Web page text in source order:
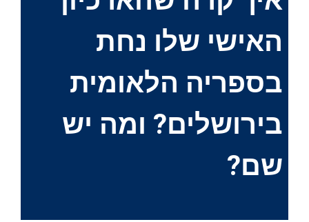
האישי שלו נחת
בספריה הלאומית
בירושלים? ומה יש
שם?